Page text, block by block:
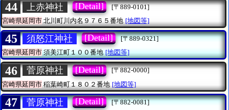
44 上赤神社 [Detail]
[〒889-0101]
宮崎県延岡市北川町川内名９７６５番地 [地図等]
45 須怒江神社 [Detail]
[〒889-0321]
宮崎県延岡市須美江町１００番地 [地図等]
46 菅原神社 [Detail]
[〒882-0000]
宮崎県延岡市 稲葉崎町１８０２番地 [地図等]
47 菅原神社 [Detail]
[〒882-0081]